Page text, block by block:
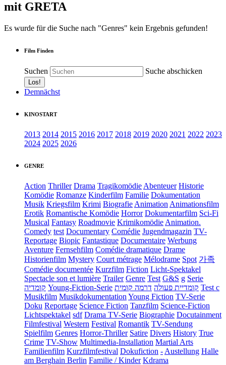
mit GRETA
Es wurde für die Suche nach "Genres" kein Ergebnis gefunden!
Film Finden
Suchen Suche abschicken
Demnächst
KINOSTART
2013 2014 2015 2016 2017 2018 2019 2020 2021 2022 2023
2024 2025 2026
GENRE
Action Thriller Drama Tragikomödie Abenteuer Historie
Komödie Romanze Kinderfilm Familie Dokumentation
Musik Kriegsfilm Krimi Biografie Animation Animationsfilm
Erotik Romantische Komödie Horror Dokumentarfilm Sci-Fi
Musical Fantasy Roadmovie Krimikomödie Animation.
Comedy test Documentary Comédie Jugendmagazin TV-
Reportage Biopic Fantastique Documentaire Werbung
Aventure Fernsehfilm Comédie dramatique Drame
Historienfilm Mystery Court métrage Mélodrame Spot 가족
Comédie documentée Kurzfilm Fiction Licht-Spektakel
Spectacle son et lumière Trailer Genre Test G&S g Serie
קומדיה Young-Fiction-Serie קומדיית פעולה דרמה קומית
Test c
Musikfilm Musikdokumentation Young Fiction TV-Serie
Doku Reportage Science Fiction Tanzfilm Science-Fiction
Lichtspektakel sdf Drama TV-Serie Biographie Docutainment
Filmfestival Western Festival Romantik TV-Sendung
Spielfilm Genres Horror-Thriller Satire Divers History True
Crime TV-Show Multimedia-Installation Martial Arts
Familienfilm Kurzfilmfestival Dokufiction - Austellung Halle
am Berghain Berlin Familie / Kinder Kdrama